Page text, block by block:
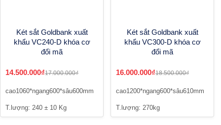
Két sắt Goldbank xuất
khẩu VC240-D khóa cơ
đổi mã
14.500.000₫17.000.000₫
cao1060*ngang600*sâu600mm
T.lượng: 240 ± 10 Kg
Két sắt Goldbank xuất
khẩu VC300-D khóa cơ
đổi mã
16.000.000₫18.500.000₫
cao1200*ngang600*sâu610mm
T.lượng: 270kg